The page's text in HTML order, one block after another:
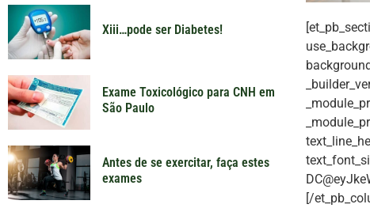
Xiii…pode ser Diabetes!
Exame Toxicológico para CNH em
São Paulo
Antes de se exercitar, faça estes
exames
[/